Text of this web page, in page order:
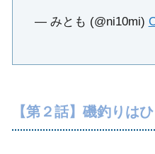
— みとも (@ni10mi)
【第２話】磯釣りは